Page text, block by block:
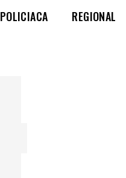
POLICIACA REGIONAL